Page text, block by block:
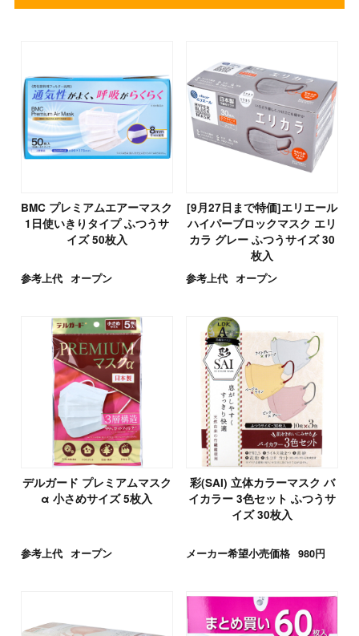
BMC プレミアムエアーマスク
1日使いきりタイプ ふつうサ
イズ 50枚入
参考上代 オープン
[9月27日まで特価]エリエール
ハイパーブロックマスク エリ
カラ グレー ふつうサイズ 30
枚入
参考上代 オープン
デルガード プレミアムマスク
α 小さめサイズ 5枚入
参考上代 オープン
彩(SAI) 立体カラーマスク バ
イカラー 3色セット ふつうサ
イズ 30枚入
メーカー希望小売価格 980円